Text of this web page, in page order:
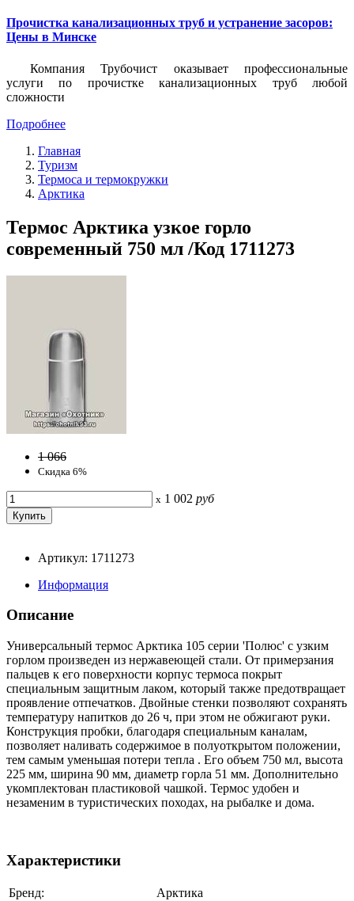
Прочистка канализационных труб и устранение засоров:
Цены в Минске
Компания Трубочист оказывает профессиональные
услуги по прочистке канализационных труб любой
сложности
Подробнее
Главная
Туризм
Термоса и термокружки
Арктика
Термос Арктика узкое горло
современный 750 мл /Код 1711273
1 066
Скидка 6%
x 1 002 руб
Артикул: 1711273
Информация
Описание
Универсальный термос Арктика 105 серии 'Полюс' с узким
горлом произведен из нержавеющей стали. От примерзания
пальцев к его поверхности корпус термоса покрыт
специальным защитным лаком, который также предотвращает
проявление отпечатков. Двойные стенки позволяют сохранять
температуру напитков до 26 ч, при этом не обжигают руки.
Конструкция пробки, благодаря специальным каналам,
позволяет наливать содержимое в полуоткрытом положении,
тем самым уменьшая потери тепла . Его объем 750 мл, высота
225 мм, ширина 90 мм, диаметр горла 51 мм. Дополнительно
укомплектован пластиковой чашкой. Термос удобен и
незаменим в туристических походах, на рыбалке и дома.
Характеристики
Бренд:
Арктика